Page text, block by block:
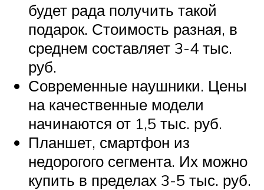
будет рада получить такой
подарок. Стоимость разная, в
среднем составляет 3-4 тыс.
руб.
Современные наушники. Цены
на качественные модели
начинаются от 1,5 тыс. руб.
Планшет, смартфон из
недорогого сегмента. Их можно
купить в пределах 3-5 тыс. руб.